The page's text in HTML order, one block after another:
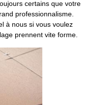
certains que votre
professionnalisme.
à nous si vous voulez
prennent vite forme.